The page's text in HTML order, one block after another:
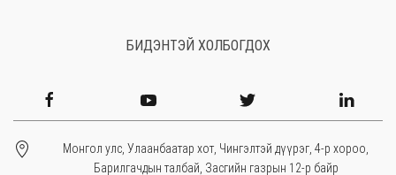
БИДЭНТЭЙ ХОЛБОГДОХ
Монгол улс, Улаанбаатар хот, Чингэлтэй дүүрэг, 4-р хороо,
Барилгачдын талбай, Засгийн газрын 12-р байр